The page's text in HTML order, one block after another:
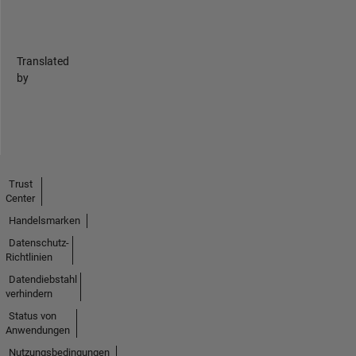
Translated
by
Trust
Center
Handelsmarken
Datenschutz-
Richtlinien
Datendiebstahl
verhindern
Status von
Anwendungen
Nutzungsbedingungen